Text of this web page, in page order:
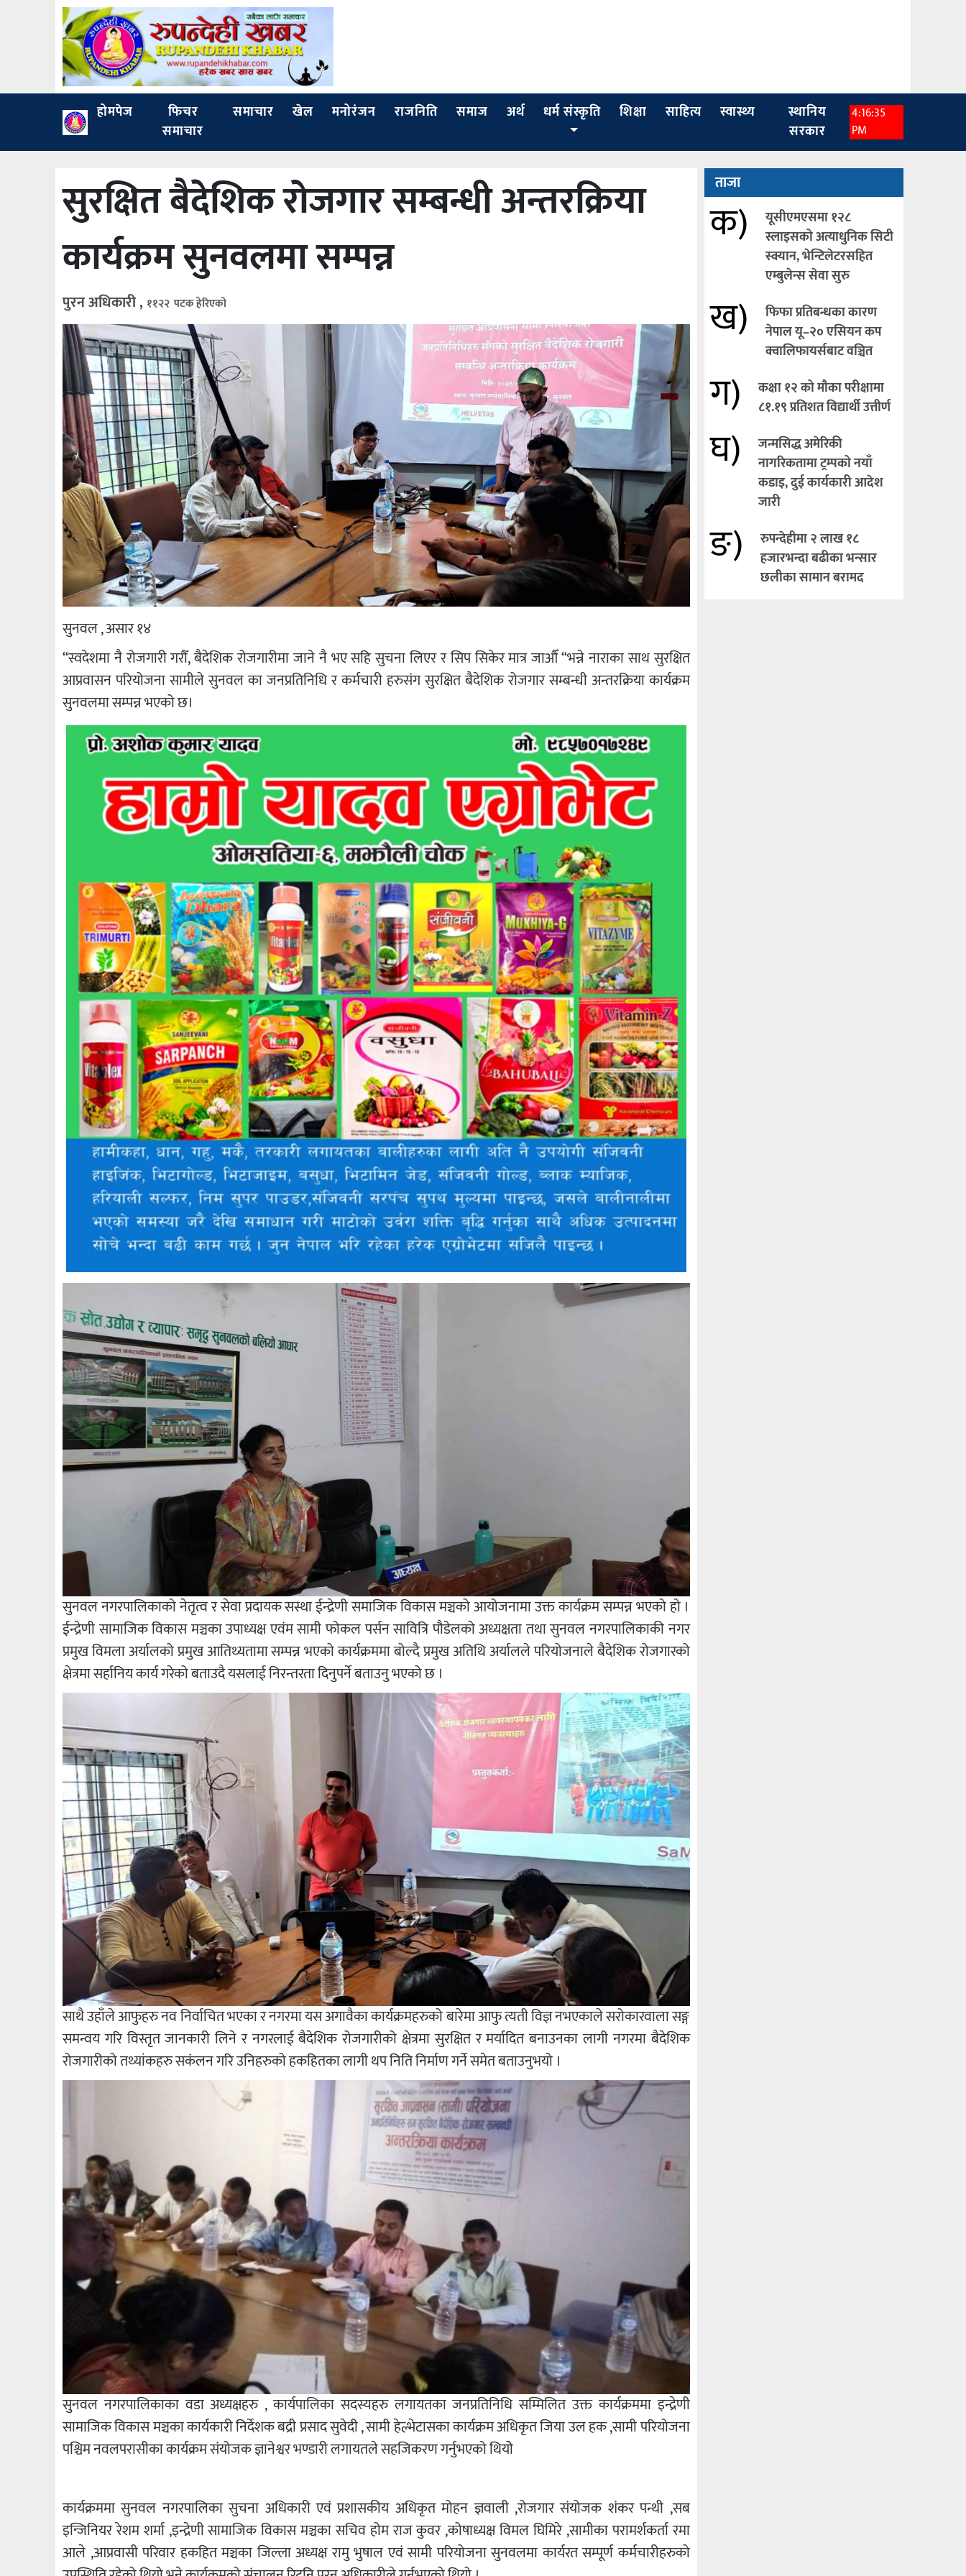
होमपेज
फिचर
समाचार
समाचार खेल मनोरंजन राजनिति समाज अर्थ धर्म संस्कृति शिक्षा साहित्य स्वास्थ्य
स्थानिय
सरकार
4:16:37
PM
सुरक्षित बैदेशिक रोजगार सम्बन्धी अन्तरक्रिया
कार्यक्रम सुनवलमा सम्पन्न
पुरन अधिकारी , ११२२ पटक हेरिएको
सुनवल , असार १४
“स्वदेशमा नै रोजगारी गरौँ, बैदेशिक रोजगारीमा जाने नै भए सहि सुचना लिएर र सिप सिकेर मात्र जाऔँ “भन्ने नाराका साथ सुरक्षित
आप्रवासन परियोजना सामीले सुनवल का जनप्रतिनिधि र कर्मचारी हरुसंग सुरक्षित बैदेशिक रोजगार सम्बन्धी अन्तरक्रिया कार्यक्रम
सुनवलमा सम्पन्न भएको छ।
सुनवल नगरपालिकाको नेतृत्व र सेवा प्रदायक सस्था ईन्द्रेणी समाजिक विकास मञ्चको आयोजनामा उक्त कार्यक्रम सम्पन्न भएको हो ।
ईन्द्रेणी सामाजिक विकास मञ्चका उपाध्यक्ष एवंम सामी फोकल पर्सन सावित्रि पौडेलको अध्यक्षता तथा सुनवल नगरपालिकाकी नगर
प्रमुख विमला अर्यालको प्रमुख आतिथ्यतामा सम्पन्न भएको कार्यक्रममा बोल्दै प्रमुख अतिथि अर्यालले परियोजनाले बैदेशिक रोजगारको
क्षेत्रमा सर्हानिय कार्य गरेको बताउदै यसलाई निरन्तरता दिनुपर्ने बताउनु भएको छ ।
साथै उहाँले आफुहरु नव निर्वाचित भएका र नगरमा यस अगावैका कार्यक्रमहरुको बारेमा आफु त्यती विज्ञ नभएकाले सरोकारवाला सङ्ग
समन्वय गरि विस्तृत जानकारी लिने र नगरलाई बैदेशिक रोजगारीको क्षेत्रमा सुरक्षित र मर्यादित बनाउनका लागी नगरमा बैदेशिक
रोजगारीको तथ्यांकहरु सकंलन गरि उनिहरुको हकहितका लागी थप निति निर्माण गर्ने समेत बताउनुभयो ।
सुनवल नगरपालिकाका वडा अध्यक्षहरु , कार्यपालिका सदस्यहरु लगायतका जनप्रतिनिधि सम्मिलित उक्त कार्यक्रममा इन्द्रेणी
सामाजिक विकास मञ्चका कार्यकारी निर्देशक बद्री प्रसाद सुवेदी , सामी हेल्भेटासका कार्यक्रम अधिकृत जिया उल हक ,सामी परियोजना
पश्चिम नवलपरासीका कार्यक्रम संयोजक ज्ञानेश्वर भण्डारी लगायतले सहजिकरण गर्नुभएको थियोे
कार्यक्रममा सुनवल नगरपालिका सुचना अधिकारी एवं प्रशासकीय अधिकृत मोहन ज्ञवाली ,रोजगार संयोजक शंकर पन्थी ,सब
इन्जिनियर रेशम शर्मा ,इन्द्रेणी सामाजिक विकास मञ्चका सचिव होम राज कुवर ,कोषाध्यक्ष विमल घिमिरे ,सामीका परामर्शकर्ता रमा
आले ,आप्रवासी परिवार हकहित मञ्चका जिल्ला अध्यक्ष रामु भुषाल एवं सामी परियोजना सुनवलमा कार्यरत सम्पूर्ण कर्मचारीहरुको
ताजा
क)
यूसीएमएसमा १२८
स्लाइसको अत्याधुनिक सिटी
स्क्यान, भेन्टिलेटरसहित
एम्बुलेन्स सेवा सुरु
ख)
फिफा प्रतिबन्धका कारण
नेपाल यू–२० एसियन कप
क्वालिफायर्सबाट वञ्चित
ग)
कक्षा १२ को मौका परीक्षामा
८१.१९ प्रतिशत विद्यार्थी उत्तीर्ण
घ)
जन्मसिद्ध अमेरिकी
नागरिकतामा ट्रम्पको नयाँ
कडाइ, दुई कार्यकारी आदेश
जारी
ङ)
रुपन्देहीमा २ लाख १८
हजारभन्दा बढीका भन्सार
छलीका सामान बरामद